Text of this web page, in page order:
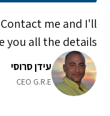
me and I'll
you all the details!
עידן סרוסי
CEO G.R.E